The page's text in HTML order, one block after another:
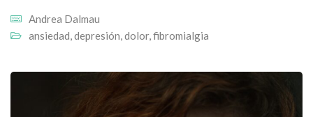
Andrea Dalmau
ansiedad,depresión,dolor,fibromialgia